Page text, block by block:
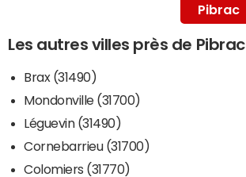
Pibrac
Les autres villes près de Pibrac
Brax (31490)
Mondonville (31700)
Léguevin (31490)
Cornebarrieu (31700)
Colomiers (31770)